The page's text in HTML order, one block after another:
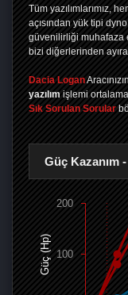
Tüm yazılımlarımız,
açısından yük tipi
güvenilirliği muhafaza
bizi diğerlerinden
Dacia Logan
yazılım işlemi
Sık Sorulan Sorular
Güç Kazanım
Güç (Hp) 100
200